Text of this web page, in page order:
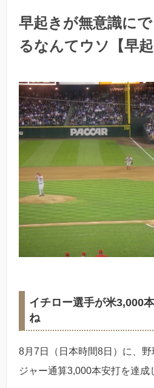
早起きが無意識に
るなんてウソ【早起
イチロー選手が米3,000
ね
8月7日（日本時間8日）に、
ジャー通算3,000本安打を達成